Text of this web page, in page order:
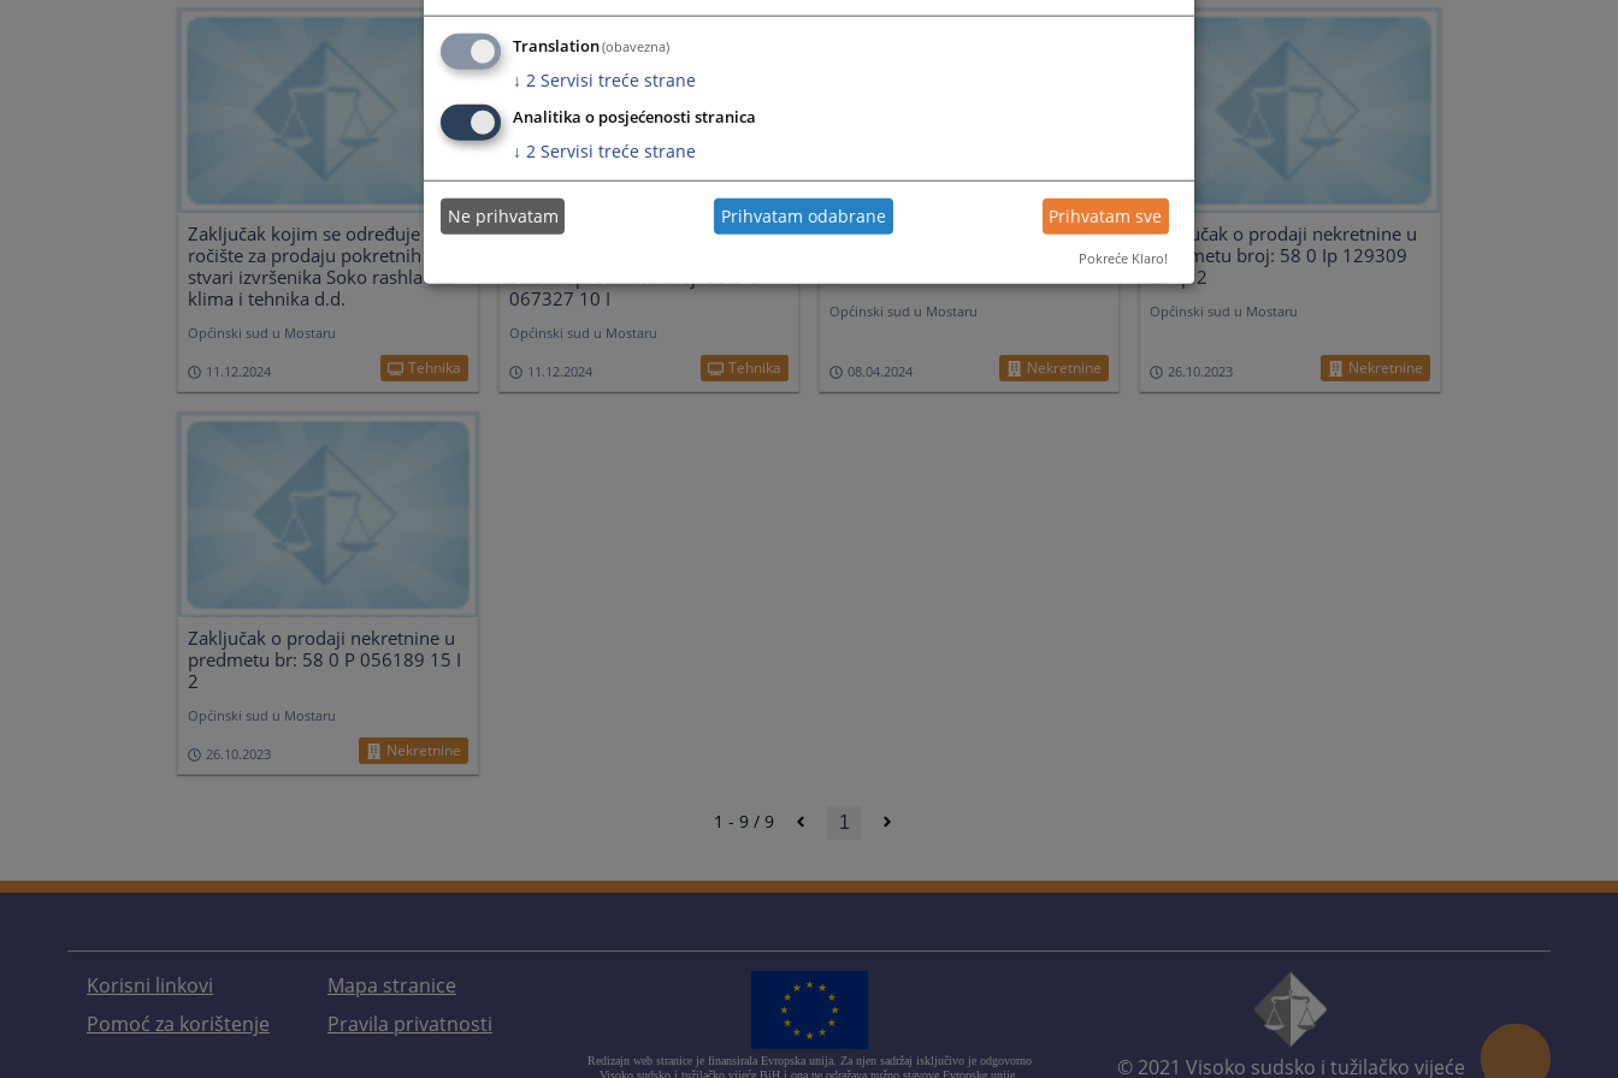
Zaključak kojim se određuje prvo
ročište za prodaju pokretnih
stvari izvršenika Soko rashladna
klima i tehnika d.d.
Općinski sud u Mostaru
11.12.2024 Tehnika
Zaključak kojim se određuje prvo
stvari u predmetu broj: 58 0 V
067327 10 I
Općinski sud u Mostaru
11.12.2024 Tehnika
Zaključak o prodaji nekretnine u
predmetu broj: 58 0 V 254657 22
I
Općinski sud u Mostaru
08.04.2024 Nekretnine
Zaključak o prodaji nekretnine u
predmetu broj: 58 0 Ip 129309
23 Ip 2
Općinski sud u Mostaru
26.10.2023 Nekretnine
Zaključak o prodaji nekretnine u
predmetu br: 58 0 P 056189 15 I
2
Općinski sud u Mostaru
26.10.2023 Nekretnine
1 - 9 / 9 1
Korisni linkovi
Pomoć za korištenje
Mapa stranice
Pravila privatnosti
Redizajn web stranice je finansirala Evropska unija. Za njen sadržaj isključivo je odgovorno
Visoko sudsko i tužilačko vijeće BiH i ona ne odražava nužno stavove Evropske unije.
© 2021 Visoko sudsko i tužilačko vijeće
Translation(obavezna)
↓ 2 Servisi treće strane
Analitika o posjećenosti stranica
↓ 2 Servisi treće strane
Ne prihvatam Prihvatam odabrane Prihvatam sve
Pokreće Klaro!